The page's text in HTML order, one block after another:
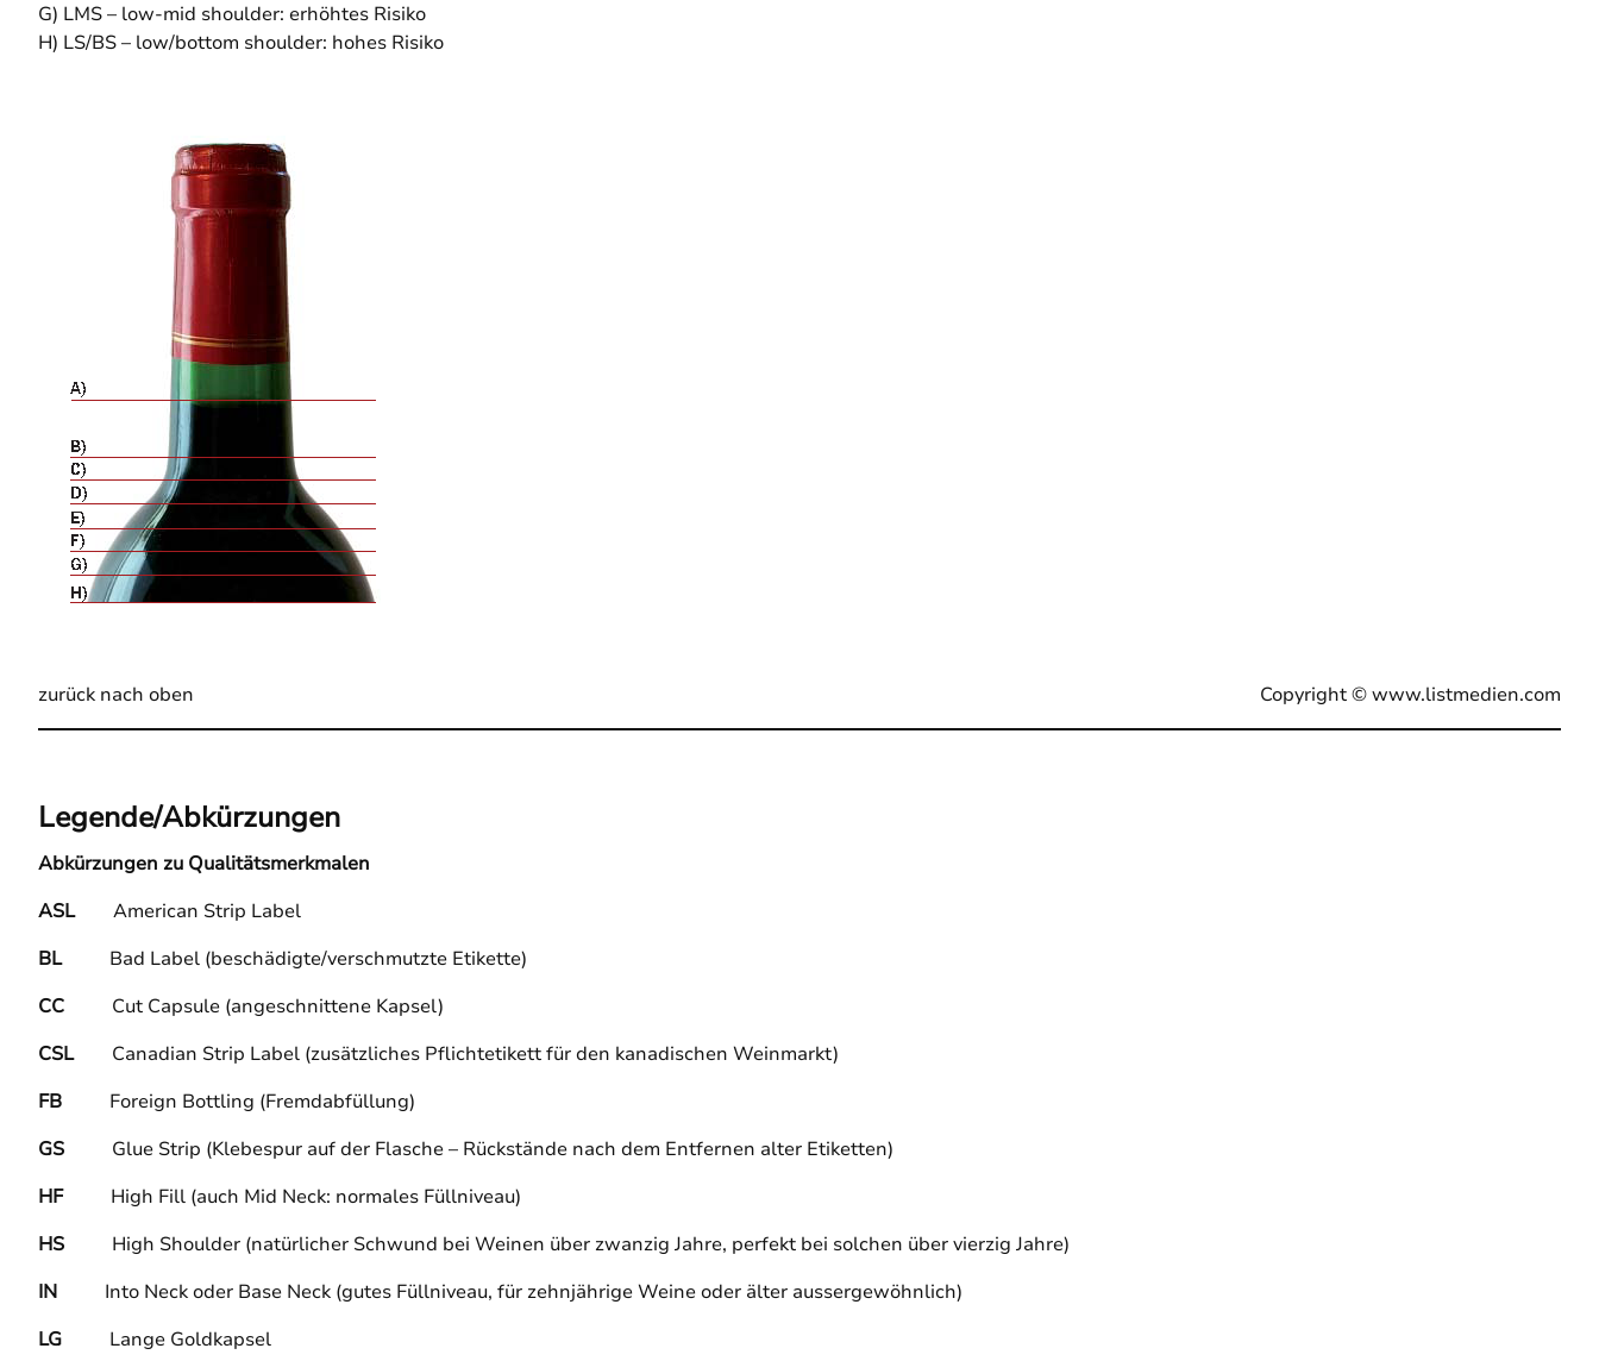
G) LMS – low-mid shoulder: erhöhtes Risiko
H) LS/BS – low/bottom shoulder: hohes Risiko
zurück nach oben Copyright ©www.listmedien.com
Legende/Abkürzungen
Abkürzungen zu Qualitätsmerkmalen
ASL
American Strip Label
BL
Bad Label (beschädigte/verschmutzte Etikette)
CC
Cut Capsule (angeschnittene Kapsel)
CSL
Canadian Strip Label (zusätzliches Pflichtetikett für den kanadischen Weinmarkt)
FB
Foreign Bottling (Fremdabfüllung)
GS
Glue Strip (Klebespur auf der Flasche – Rückstände nach dem Entfernen alter Etiketten)
HF
High Fill (auch Mid Neck: normales Füllniveau)
HS
High Shoulder (natürlicher Schwund bei Weinen über zwanzig Jahre, perfekt bei solchen über vierzig Jahre)
IN
Into Neck oder Base Neck (gutes Füllniveau, für zehnjährige Weine oder älter aussergewöhnlich)
LG
Lange Goldkapsel